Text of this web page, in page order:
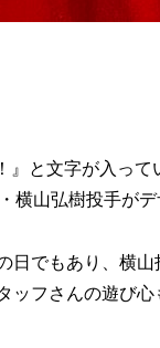
と文字が入っ
山弘樹投手がデ
でもあり、横
ッフさんの遊び